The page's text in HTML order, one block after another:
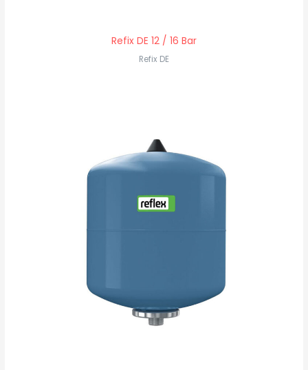
Refix DE 12 / 16 Bar
Refix DE